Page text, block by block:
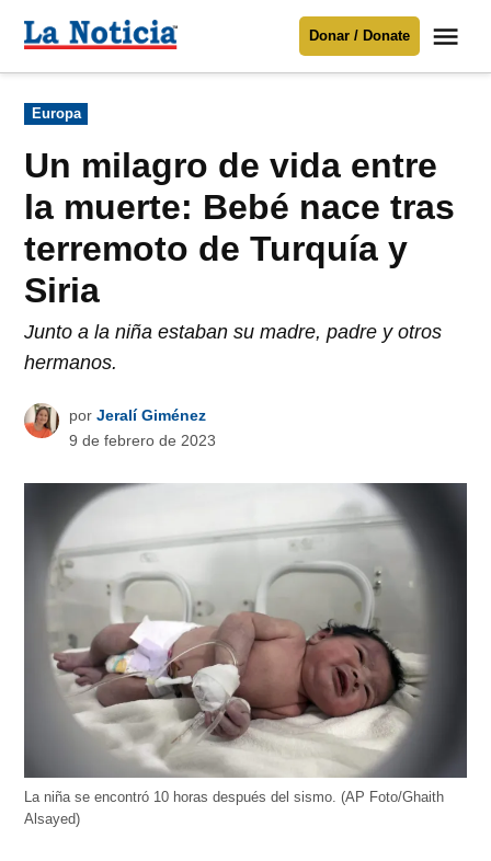
Para mantenerte informado necesitamos
Donar
contenido
Noticia
Donar / Donate
Publicado
en
Europa
Un milagro de vida entre
la muerte: Bebé nace tras
terremoto de Turquía y
Siria
Junto a la niña estaban su madre, padre y otros
hermanos.
por Jeralí Giménez
9 de febrero de 2023
La niña se encontró 10 horas después del sismo. (AP Foto/Ghaith
Alsayed)